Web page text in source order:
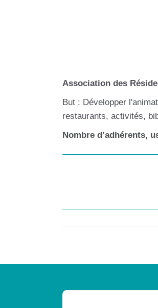
Association des
But : Développer
restaurants, activités,
Nombre d’adhérents,